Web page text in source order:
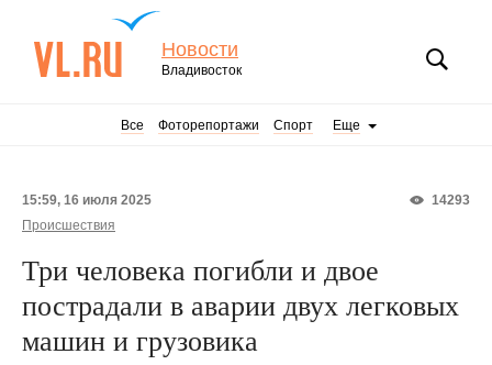
Новости
Владивосток
Все Фоторепортажи Спорт Еще
14293
15:59, 16 июля 2025
Происшествия
Три человека погибли и двое
пострадали в аварии двух легковых
машин и грузовика